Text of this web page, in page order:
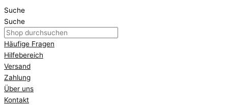
Suche
Suche
Häufige Fragen
Hilfebereich
Versand
Zahlung
Über uns
Kontakt